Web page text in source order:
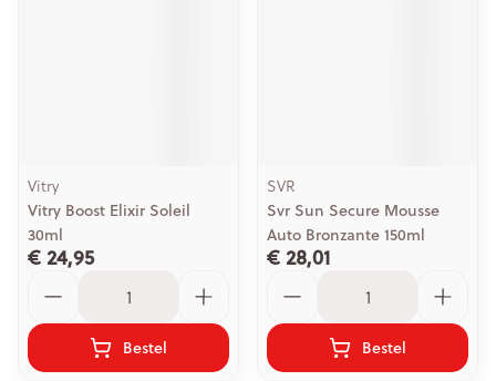
Vitry
Vitry Boost Elixir Soleil
30ml
€ 24,95
Bestel
SVR
Svr Sun Secure Mousse
Auto Bronzante 150ml
€ 28,01
Bestel